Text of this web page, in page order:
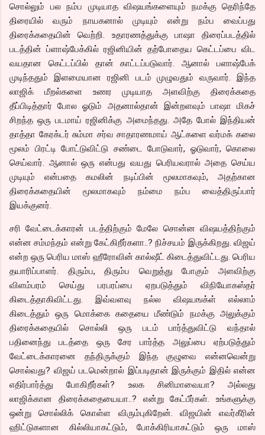
சொல்லும் பல நம்ப முடியாத விஷயங்களையும் நமக்கு தெரிந்தே
திரையில் வரும் நாயகனால் முடியும் என்று நம்ப வைப்பது
திரைக்கதையின் வெற்றி. உதாரணத்துக்கு பாஷா திரைப்படத்தில்
படத்தின் ப்ளாஷ்பேக்கில் ரஜினியின் தற்போதைய கெட்டப்பை விட
வயதான கெட்டப்பில் தான் காட்டப்படுவார். ஆனால் பளாஷ்பேக்
முடிந்ததும் இளமையான ரஜினி படம் முழுவதும் வருவார். இந்த
லாஜிக் மீறல்களை உணர முடியாத அளவிற்கு திரைக்கதை
தீப்பிடித்தார் போல ஓடும் அதனால்தான் இன்றளவும் பாஷா மிகச்
சிறந்த ஒரு படமாய் ரஜினிக்கு அமைந்தது. அதே போல் இந்தியன்
தாத்தா கேரக்டர் சும்மா சர்வ சாதாரணமாய் ஆட்களை வர்மக் கலை
மூலம் பிரட்டி போட்டுவிட்டு சண்டை போடுவார், ஓடுவார், கொலை
செய்வார். ஆனால் ஒரு என்பது வயது பெரியவரால் அதை செய்ய
முடியும் என்பதை கமலின் நடிப்பின் மூலமாகவும், அதற்கான
திரைக்கதையின் மூலமாகவும் நம்மை நம்ப வைத்திருப்பார்
இயக்குனர்.
சரி வேட்டைக்காரன் படத்திற்கும் மேலே சொன்ன விஷயத்திற்கும்
என்ன சம்மந்தம் என்று கேட்கிறீர்களா..? நிச்சயம் இருக்கிறது. விஜய்
என்ற ஒரு பெரிய மாஸ் ஹீரோவின் கால்ஷீட் கிடைத்துவிட்டது. பெரிய
தயாரிப்பாளர். திரும்ப, திரும்ப வெறுத்து போகும் அளவிற்கு
விளம்பரம் செய்து பரபரப்பை ஏறபடுத்தும் விநியோகஸ்தர்
கிடைத்தாகிவிட்டது. இவ்வளவு நல்ல விஷயஙக்ள் எல்லாம்
கிடைத்தும் ஒரு மொக்கை கதையை மீண்டும் நமக்கு அலுக்கும்
திரைக்கதையில் சொல்லி ஒரு படம் பார்த்துவிட்டு வந்தால்
பதினைந்து படத்தை ஒரு சேர பார்த்த அலுப்பை ஏற்படுத்தும்
வேட்டைக்காரனை தந்திருக்கும் இந்த குழுவை என்னவென்று
சொல்வது? விஜய் படமென்றால் இப்படிதான் இருக்கும் இதில் என்ன
எதிர்பார்த்து போகிறீர்கள்? உலக சினிமாவையா? அல்லது
லாஜிக்கான திரைக்கதையையா..? என்று கேட்பீர்கள். உங்களுக்கு
ஒன்று சொல்லிக் கொள்ள விரும்புகிறேன். விஜயின் எவர்கீரின்
ஹிட்டுகளான கில்லியாகட்டும், போக்கிரியாகட்டும் ஒரு மாஸ்